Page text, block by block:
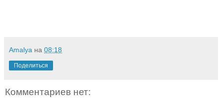
Amalya на 08:18
Поделиться
Комментариев нет: